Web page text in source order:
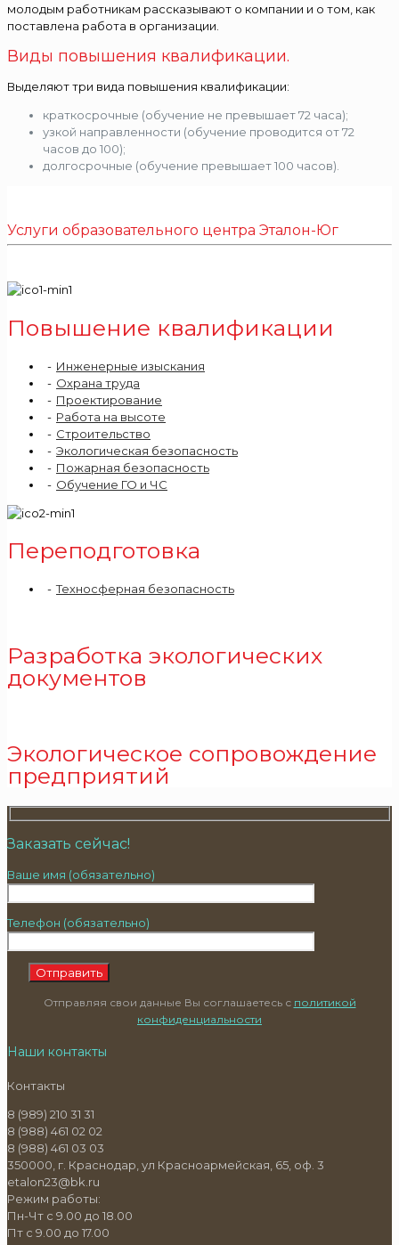
молодым работникам рассказывают о компании и о том, как
поставлена работа в организации.
Виды повышения квалификации.
Выделяют три вида повышения квалификации:
краткосрочные (обучение не превышает 72 часа);
узкой направленности (обучение проводится от 72
часов до 100);
долгосрочные (обучение превышает 100 часов).
Услуги образовательного центра Эталон-Юг
Повышение квалификации
Инженерные изыскания
Охрана труда
Проектирование
Работа на высоте
Строительство
Экологическая безопасность
Пожарная безопасность
Обучение ГО и ЧС
Переподготовка
Техносферная безопасность
Разработка экологических
документов
Экологическое сопровождение
предприятий
Заказать сейчас!
Ваше имя (обязательно)
Телефон (обязательно)
Отправляя свои данные Вы соглашаетесь с политикой
конфиденциальности
Наши контакты
Контакты
8 (989) 210 31 31
8 (988) 461 02 02
8 (988) 461 03 03
350000, г. Краснодар, ул Красноармейская, 65, оф. 3
etalon23@bk.ru
Режим работы:
Пн-Чт с 9.00 до 18.00
Пт с 9.00 до 17.00